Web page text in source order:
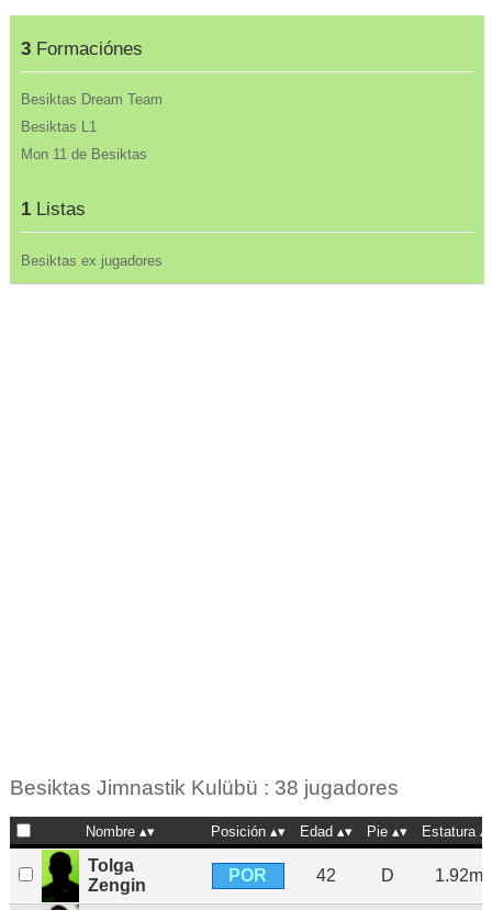
3Formaciónes
Besiktas Dream Team
Besiktas L1
Mon 11 de Besiktas
1Listas
Besiktas ex jugadores
Besiktas Jimnastik Kulübü : 38 jugadores
Nombre Posición Edad Pie Estatura
Tolga
Zengin
POR 42 D 1.92m